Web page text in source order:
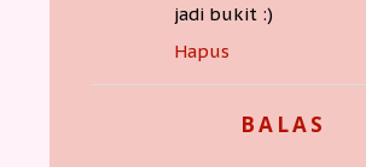
jadi bukit :)
Hapus
BALAS